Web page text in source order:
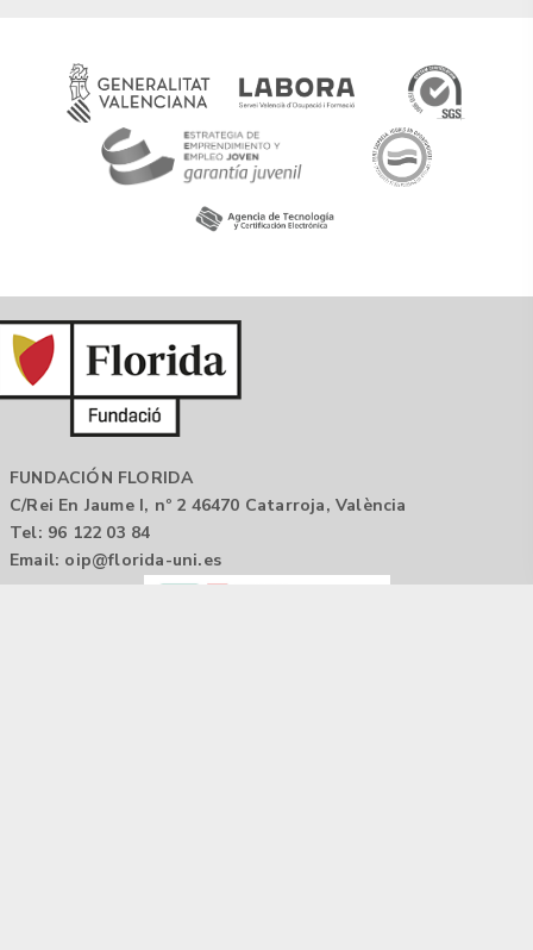
FUNDACIÓN FLORIDA
C/Rei En Jaume I, nº 2 46470 Catarroja, València
Tel: 96 122 03 84
Email: oip@florida-uni.es